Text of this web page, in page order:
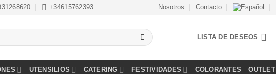
+34615762393 Nosotros Contacto
LISTA DE DESEOS
UTENSILIOS CATERING FESTIVIDADES COLORANTES OUTLET